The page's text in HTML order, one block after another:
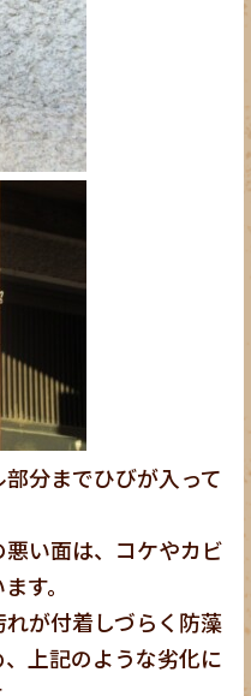
分までひびが入って
い面は、コケやカビ
す。
が付着しづらく防藻
上記のような劣化に